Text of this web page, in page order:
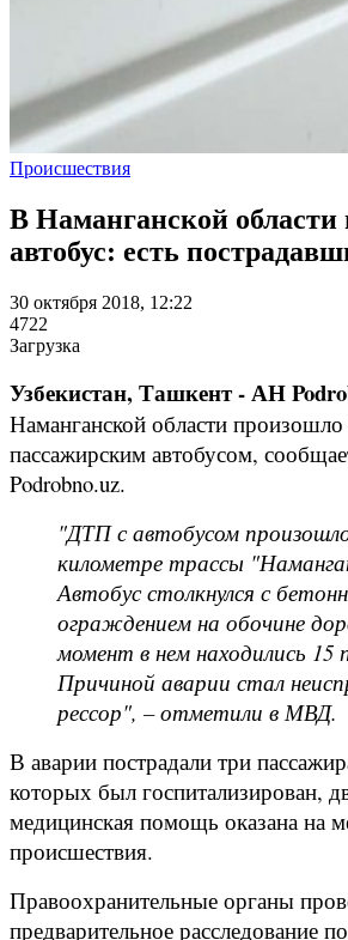
Происшествия
В Наманганской области
автобус: есть
30 октября 2018, 12:22
4722
Загрузка
Узбекистан, Ташкент - АН
Наманганской области
пассажирским автобусом,
Podrobno.uz.
"ДТП с автобусом
километре трассы
Автобус столкнулся с
ограждением на обочине
момент в нем находились 15
Причиной аварии стал
рессор", – отметили в МВД.
В аварии пострадали три
которых был госпитализирован,
медицинская помощь оказана на
происшествия.
Правоохранительные органы
предварительное расследование